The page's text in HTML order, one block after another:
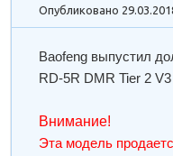
Опубликовано
Baofeng выпустил
RD-5R DMR Tier 2 V3
Внимание!
Эта модель